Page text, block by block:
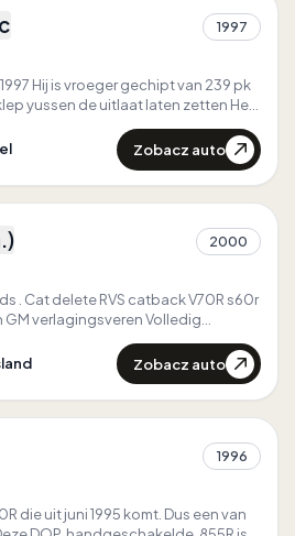
2
1997
239 pk
yussen de uitlaat laten zetten Heb
Zobacz auto
1
3
2000
catback V70R s60r
verlagingsveren Volledig
Zobacz auto
3
4
1996
die uit juni 1995 komt. Dus een van